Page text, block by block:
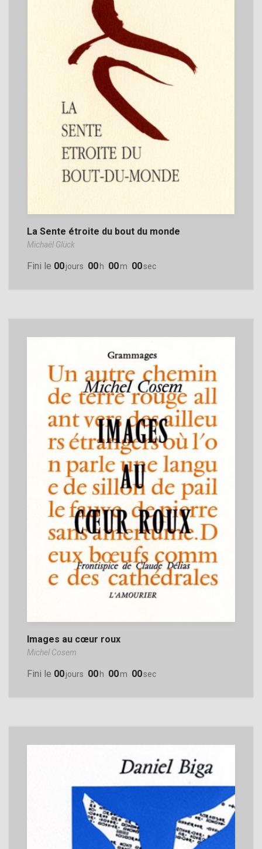
La Sente étroite du bout du monde
Michaël Glück
Fini le 00Jours 00 H 00M 00Sec
Images au cœur roux
Michel Cosem
Fini le 00Jours 00 H 00M 00Sec